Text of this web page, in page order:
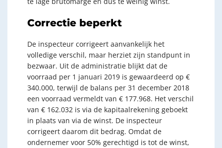
Correctie beperkt
De inspecteur corrigeert aanvankelijk het
volledige verschil, maar herziet zijn standpunt in
bezwaar. Uit de administratie blijkt dat de
voorraad per 1 januari 2019 is gewaardeerd op €
340.000, terwijl de balans per 31 december 2018
een voorraad vermeldt van € 177.968. Het verschil
van € 162.032 is via de kapitaalrekening geboekt
in plaats van via de winst. De inspecteur
corrigeert daarom dit bedrag. Omdat de
ondernemer voor 50% gerechtigd is tot de winst,